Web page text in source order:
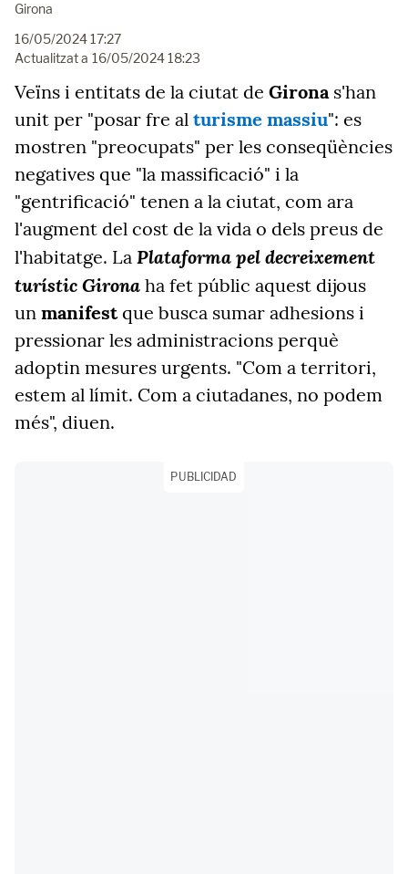
Girona
16/05/2024 17:27
Actualitzat a 16/05/2024 18:23
Veïns i entitats de la ciutat de Girona s'han
unit per "posar fre al turisme massiu": es
mostren "preocupats" per les conseqüències
negatives que "la massificació" i la
"gentrificació" tenen a la ciutat, com ara
l'augment del cost de la vida o dels preus de
l'habitatge. La Plataforma pel decreixement
turístic Girona ha fet públic aquest dijous
un manifestque busca sumar adhesions i
pressionar les administracions perquè
adoptin mesures urgents. "Com a territori,
estem al límit. Com a ciutadanes, no podem
més", diuen.
PUBLICIDAD